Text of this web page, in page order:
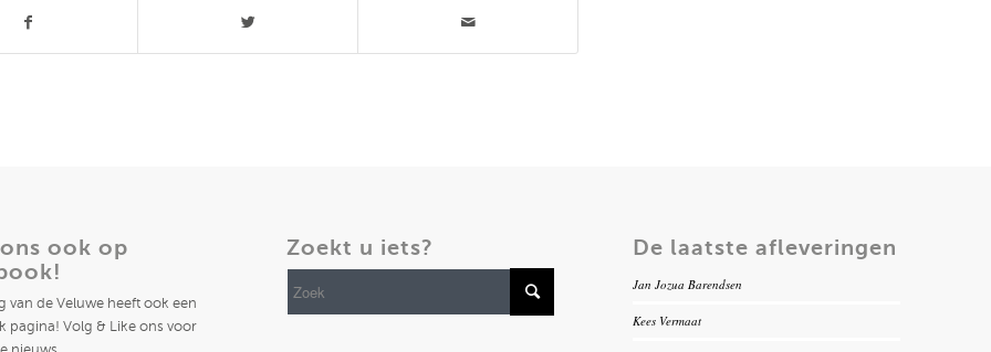
ook op
van de Veluwe heeft ook een
pagina! Volg & Like ons voor
Zoekt u iets? De laatste afleveringen
Jan Jozua Barendsen
Kees Vermaat